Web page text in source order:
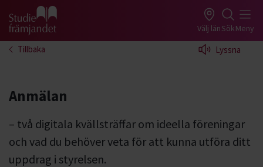
Gå till studiefrämjandets startsida Välj länSökMeny
Tillbaka Lyssna
Anmälan
– två digitala kvällsträffar om ideella föreningar
och vad du behöver veta för att kunna utföra ditt
uppdrag i styrelsen.